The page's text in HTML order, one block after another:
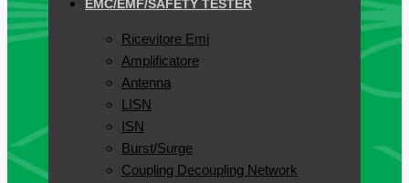
EMC/EMF/SAFETY TESTER
Ricevitore Emi
Amplificatore
Antenna
LISN
ISN
Burst/Surge
Coupling Decoupling Network